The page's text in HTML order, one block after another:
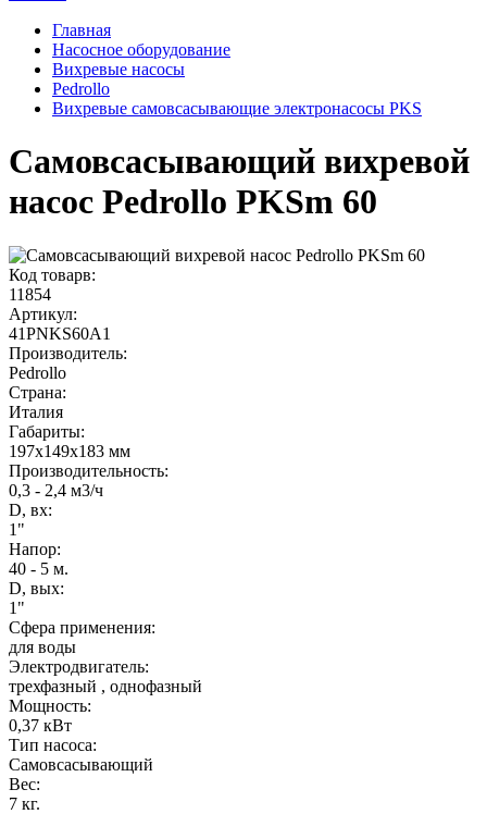
Главная
Насосное оборудование
Вихревые насосы
Pedrollo
Вихревые самовсасывающие электронасосы PKS
Самовсасывающий вихревой
насос Pedrollo PKSm 60
Код товарв:
11854
Артикул:
41PNKS60A1
Производитель:
Pedrollo
Страна:
Италия
Габариты:
197x149x183 мм
Производительность:
0,3 - 2,4 м3/ч
D, вх:
1"
Напор:
40 - 5 м.
D, вых:
1"
Сфера применения:
для воды
Электродвигатель:
трехфазный , однофазный
Мощность:
0,37 кВт
Тип насоса:
Самовсасывающий
Вес:
7 кг.